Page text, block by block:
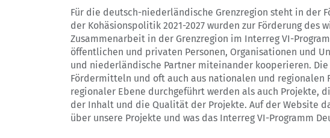
Für die deutsch-niederländische Grenzregion steht in der
der Kohäsionspolitik 2021-2027 wurden zur Förderung
Zusammenarbeit in der Grenzregion im Interreg VI-
öffentlichen und privaten Personen, Organisationen und
und niederländische Partner miteinander kooperieren.
Fördermitteln und oft auch aus nationalen und regionalen
regionaler Ebene durchgeführt werden als auch Projekte,
der Inhalt und die Qualität der Projekte. Auf der Website
über unsere Projekte und was das Interreg VI-Programm